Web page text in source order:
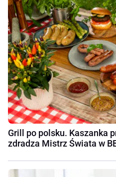
Grill po polsku. Kaszanka
zdradza Mistrz Świata w